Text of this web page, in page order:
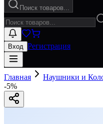
Поиск товаров...
Вход Регистрация
Главная Наушники и
-5%